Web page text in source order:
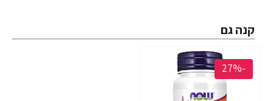
קנה גם
-27%